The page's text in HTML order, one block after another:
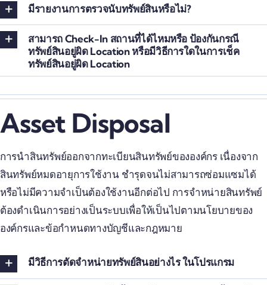
มีรายงานการตรวจนับทรัพย์สินหรือไม่?
สามารถ Check-In สถานที่ได้ไหมหรือ ป้องกันกรณี
ทรัพย์สินอยู่ผิด Location หรือมีวิธีการใดในการเช็ค
ทรัพย์สินอยู่ผิด Location
Asset Disposal
การนำสินทรัพย์ออกจากทะเบียนสินทรัพย์ขององค์กร เนื่องจาก
สินทรัพย์หมดอายุการใช้งาน ชำรุดจนไม่สามารถซ่อมแซมได้
หรือไม่มีความจำเป็นต้องใช้งานอีกต่อไป การจำหน่ายสินทรัพย์
ต้องดำเนินการอย่างเป็นระบบเพื่อให้เป็นไปตามนโยบายของ
องค์กรและข้อกำหนดทางบัญชีและกฎหมาย
มีวิธีการตัดจำหน่ายทรัพย์สินอย่างไร ในโปรแกรม